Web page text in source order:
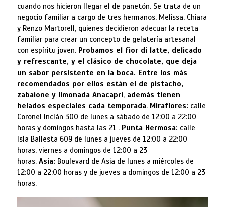
cuando nos hicieron llegar el de panetón. Se trata de un
negocio familiar a cargo de tres hermanos, Melissa, Chiara
y Renzo Martorell, quienes decidieron adecuar la receta
familiar para crear un concepto de gelatería artesanal
con espíritu joven. Probamos el fior di latte, delicado
y refrescante, y el clásico de chocolate, que deja
un sabor persistente en la boca. Entre los más
recomendados por ellos están el de pistacho,
zabaione y limonada Anacapri,además tienen
helados especiales cada temporada. Miraflores: calle
Coronel Inclán 300 de lunes a sábado de 12:00 a 22:00
horas y domingos hasta las 21 . Punta Hermosa: calle
Isla Ballesta 609 de lunes a jueves de 12:00 a 22:00
horas, viernes a domingos de 12:00 a 23
horas. Asia: Boulevard de Asia de lunes a miércoles de
12:00 a 22:00 horas y de jueves a domingos de 12:00 a 23
horas.